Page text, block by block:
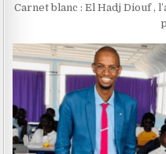
Carnet blanc : El Hadj Diouf ,